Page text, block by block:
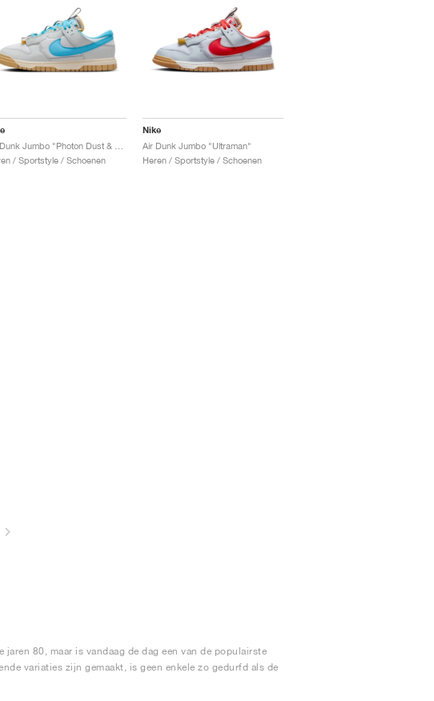
/ Sportstyle / Schoenen
Nike
Air Dunk Jumbo "Ultraman"
Heren / Sportstyle / Schoenen
80, maar is vandaag de dag een van de populairste
variaties zijn gemaakt, is geen enkele zo gedurfd als de